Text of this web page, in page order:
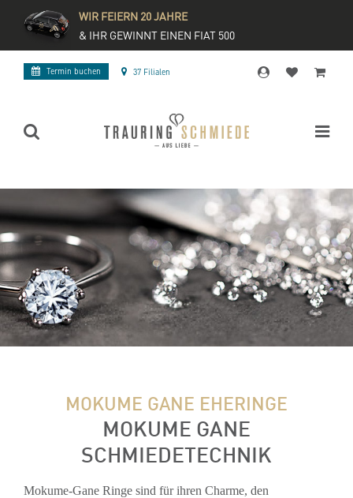
WIR FEIERN 20 JAHRE
& IHR GEWINNT EINEN FIAT 500
Termin buchen 37 Filialen
MOKUME GANE EHERINGE
MOKUME GANE
SCHMIEDETECHNIK
Mokume-Gane Ringe sind für ihren Charme, den